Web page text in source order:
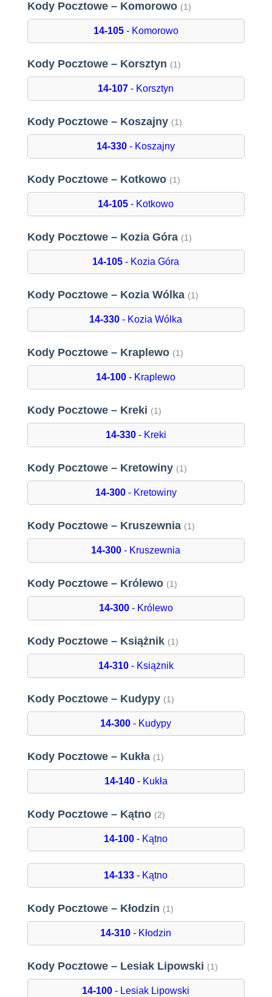
Kody Pocztowe – Komorowo (1)
14-105- Komorowo
Kody Pocztowe – Korsztyn (1)
14-107 - Korsztyn
Kody Pocztowe – Koszajny (1)
14-330 - Koszajny
Kody Pocztowe – Kotkowo (1)
14-105 - Kotkowo
Kody Pocztowe – Kozia Góra (1)
14-105 - Kozia Góra
Kody Pocztowe – Kozia Wólka (1)
14-330 - Kozia Wólka
Kody Pocztowe – Kraplewo (1)
14-100 - Kraplewo
Kody Pocztowe – Kreki (1)
14-330- Kreki
Kody Pocztowe – Kretowiny (1)
14-300- Kretowiny
Kody Pocztowe – Kruszewnia (1)
14-300 - Kruszewnia
Kody Pocztowe – Królewo (1)
14-300- Królewo
Kody Pocztowe – Książnik (1)
14-310- Książnik
Kody Pocztowe – Kudypy (1)
14-300 - Kudypy
Kody Pocztowe – Kukła (1)
14-140- Kukła
Kody Pocztowe – Kątno (2)
14-100 - Kątno
14-133 - Kątno
Kody Pocztowe – Kłodzin (1)
14-310 - Kłodzin
Kody Pocztowe – Lesiak Lipowski (1)
14-100 - Lesiak Lipowski